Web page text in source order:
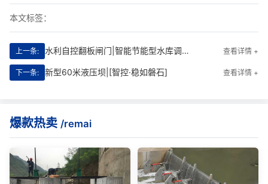
本文标签：
上一条: 水利自控翻板闸门|智能节能型水库调蓄方案 查看详情 +
下一条: 新型60米液压坝|[智控·稳如磐石] 查看详情 +
爆款热卖 /remai